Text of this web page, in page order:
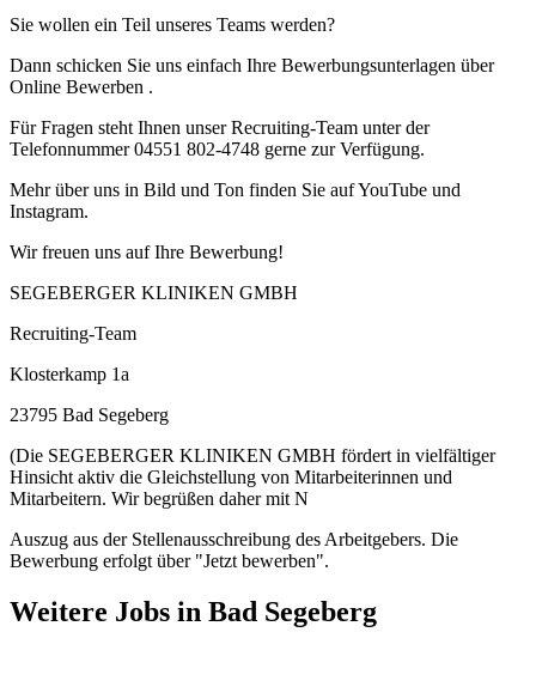
Sie wollen ein Teil unseres Teams werden?
Dann schicken Sie uns einfach Ihre Bewerbungsunterlagen über
Online Bewerben .
Für Fragen steht Ihnen unser Recruiting-Team unter der
Telefonnummer 04551 802-4748 gerne zur Verfügung.
Mehr über uns in Bild und Ton finden Sie auf YouTube und
Instagram.
Wir freuen uns auf Ihre Bewerbung!
SEGEBERGER KLINIKEN GMBH
Recruiting-Team
Klosterkamp 1a
23795 Bad Segeberg
(Die SEGEBERGER KLINIKEN GMBH fördert in vielfältiger
Hinsicht aktiv die Gleichstellung von Mitarbeiterinnen und
Mitarbeitern. Wir begrüßen daher mit N
Auszug aus der Stellenausschreibung des Arbeitgebers. Die
Bewerbung erfolgt über "Jetzt bewerben".
Weitere Jobs in Bad Segeberg